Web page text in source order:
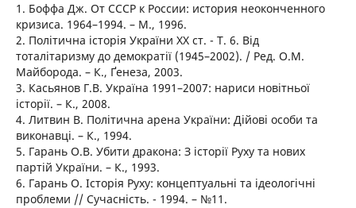
1. Боффа Дж. От СССР к России: история неоконченного
кризиса. 1964–1994. – М., 1996.
2. Політична історія України ХХ ст. - Т. 6. Від
тоталітаризму до демократії (1945–2002). / Ред. О.М.
Майборода. – К., Ґенеза, 2003.
3. Касьянов Г.В. Україна 1991–2007: нариси новітньої
історії. – К., 2008.
4. Литвин В. Політична арена України: Дійові особи та
виконавці. – К., 1994.
5. Гарань О.В. Убити дракона: З історії Руху та нових
партій України. – К., 1993.
6. Гарань О. Історія Руху: концептуальні та ідеологічні
проблеми // Сучасність. - 1994. – №11.